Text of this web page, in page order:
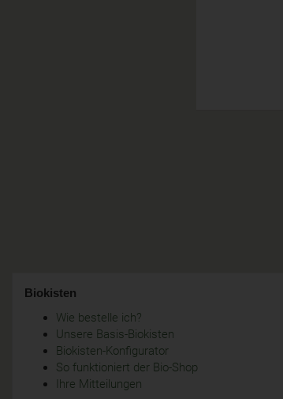
Biokisten
Wie bestelle ich?
Unsere Basis-Biokisten
Biokisten-Konfigurator
So funktioniert der Bio-Shop
Ihre Mitteilungen